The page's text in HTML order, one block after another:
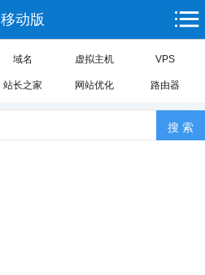
移动版
域名 虚拟主机 VPS
站长之家 网站优化 路由器